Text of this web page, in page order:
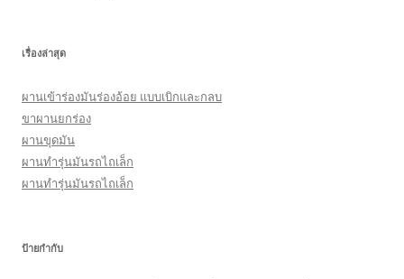
เรื่องล่าสุด
ผานเข้าร่องมันร่องอ้อย แบบเบิกและกลบ
ขาผานยกร่อง
ผานขุดมัน
ผานทำรุ่นมันรถไถเล็ก
ผานทำรุ่นมันรถไถเล็ก
ป้ายกำกับ